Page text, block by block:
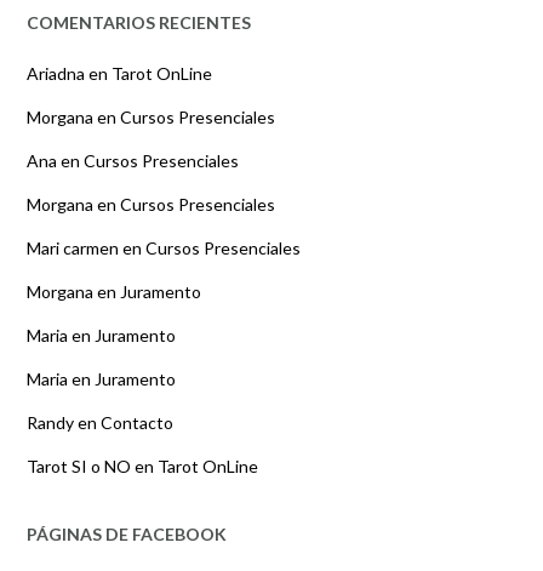
COMENTARIOS RECIENTES
Ariadna en Tarot OnLine
Morgana en Cursos Presenciales
Ana en Cursos Presenciales
Morgana en Cursos Presenciales
Mari carmen en Cursos Presenciales
Morgana en Juramento
Maria en Juramento
Maria en Juramento
Randyen Contacto
Tarot SI o NO en Tarot OnLine
PÁGINAS DE FACEBOOK